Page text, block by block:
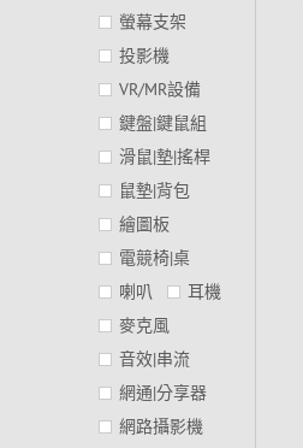
螢幕支架
投影機
VR/MR設備
鍵盤|鍵鼠組
滑鼠|墊|搖桿
鼠墊|背包
繪圖板
電競椅|桌
喇叭
耳機
麥克風
音效|串流
網通|分享器
網路攝影機